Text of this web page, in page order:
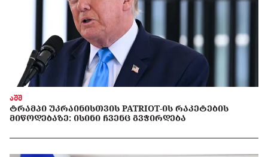
აშშ
ᲢᲠᲐᲛᲞᲘ ᲣᲙᲠᲐᲘᲜᲘᲡᲗᲕᲘᲡ PATRIOT-ᲘᲡ ᲠᲐᲙᲔᲢᲔᲑᲘᲡ
ᲛᲘᲬᲝᲓᲔᲑᲐᲖᲔ: ᲘᲡᲘᲜᲘ ᲩᲕᲔᲜᲪ ᲒᲕᲭᲘᲠᲓᲔᲑᲐ